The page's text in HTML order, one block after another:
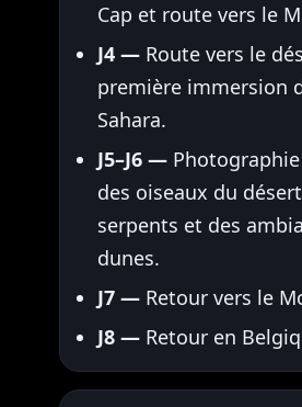
Cap et route vers le
J4 — Route vers le
première immersion
Sahara.
J5–J6 —
des oiseaux du
serpents et des
dunes.
J7 — Retour vers le
J8 — Retour en